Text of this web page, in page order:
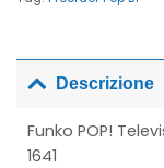
Descrizione
Funko POP!
1641